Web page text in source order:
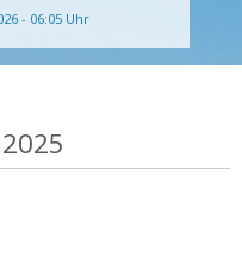
- 06:05 Uhr